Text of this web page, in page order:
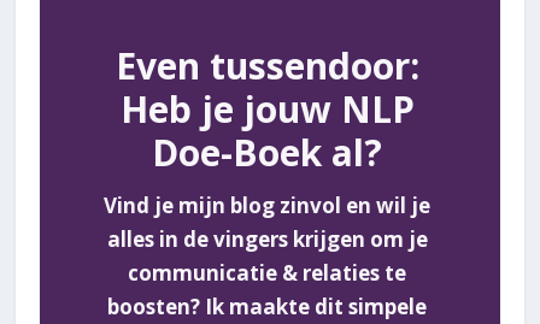
Even tussendoor:
Heb je jouw NLP
Doe-Boek al?
Vind je mijn blog zinvol en wil je
alles in de vingers krijgen om je
communicatie & relaties te
boosten? Ik maakte dit simpele